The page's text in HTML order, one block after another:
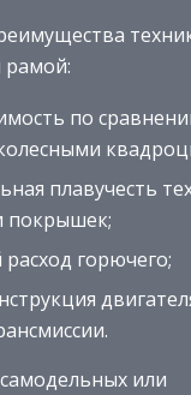
по
плавучесть
покрышек;
горючего;
или